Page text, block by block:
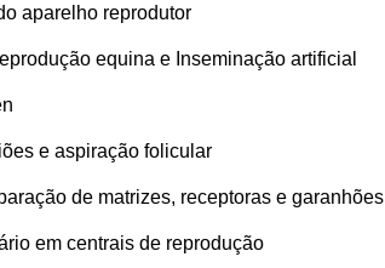
aparelho reprodutor
equina e Inseminação artificial
e aspiração folicular
de matrizes, receptoras e garanhões
em centrais de reprodução